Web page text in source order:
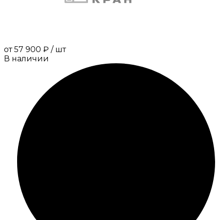
от 57 900 ₽ / шт
В наличии